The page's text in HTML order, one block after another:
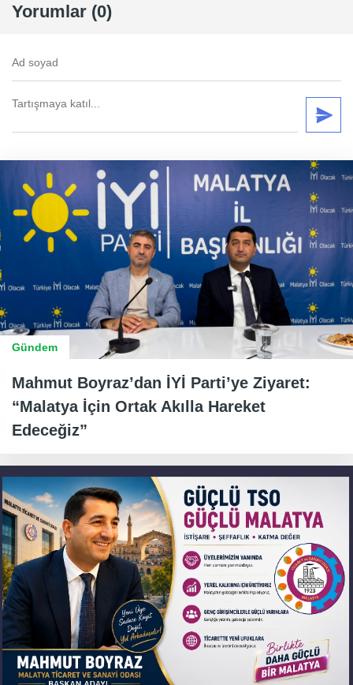
Yorumlar (0)
Gündem
Mahmut Boyraz’dan İYİ Parti’ye Ziyaret:
“Malatya İçin Ortak Akılla Hareket
Edeceğiz”